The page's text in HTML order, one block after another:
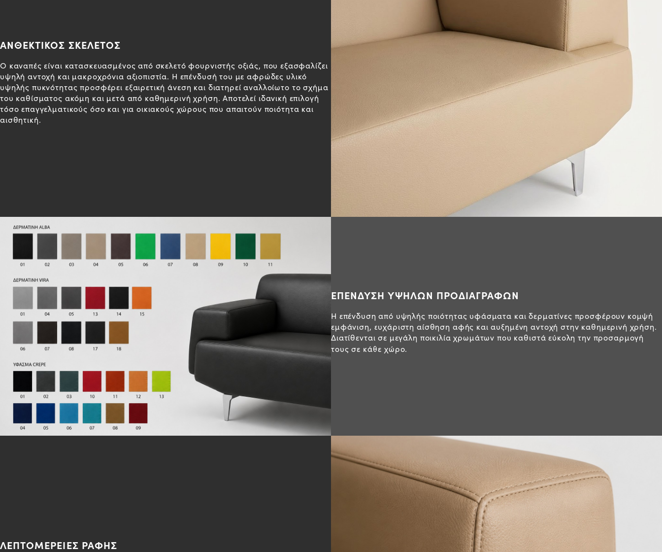
ΑΝΘΕΚΤΙΚΟΣ ΣΚΕΛΕΤΟΣ
Ο καναπές είναι κατασκευασμένος από σκελετό φουρνιστής οξιάς, που εξασφαλίζει
υψηλή αντοχή και μακροχρόνια αξιοπιστία. Η επένδυσή του με αφρώδες υλικό
υψηλής πυκνότητας προσφέρει εξαιρετική άνεση και διατηρεί αναλλοίωτο το σχήμα
του καθίσματος ακόμη και μετά από καθημερινή χρήση. Αποτελεί ιδανική επιλογή
τόσο επαγγελματικούς όσο και για οικιακούς χώρους που απαιτούν ποιότητα και
αισθητική.
ΕΠΕΝΔΥΣΗ ΥΨΗΛΩΝ ΠΡΟΔΙΑΓΡΑΦΩΝ
Η επένδυση από υψηλής ποιότητας υφάσματα και δερματίνες προσφέρουν κομψή
εμφάνιση, ευχάριστη αίσθηση αφής και αυξημένη αντοχή στην καθημερινή χρήση.
Διατίθενται σε μεγάλη ποικιλία χρωμάτων που καθιστά εύκολη την προσαρμογή
τους σε κάθε χώρο.
ΛΕΠΤΟΜΕΡΕΙΕΣ ΡΑΦΗΣ